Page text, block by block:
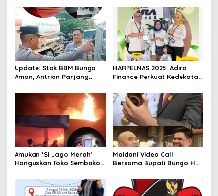
Update: Stok BBM Bungo
Aman, Antrian Panjang
HARPELNAS 2025: Adira
Finance Perkuat Kedekatan
“Terima Kasih Sahabat”
Amukan ‘Si Jago Merah’
Hanguskan Toko Sembako
Warga Bungo- Jambi
Maidani Video Call
Bersama Bupati Bungo H.
Saat Pesta Rakyat
Berlangsung